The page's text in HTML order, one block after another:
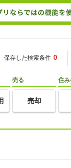
保存した検索条件 0
売る
売却
住